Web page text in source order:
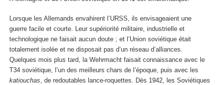
Lorsque les Allemands envahirent l’URSS, ils envisageaient une
guerre facile et courte. Leur supériorité militaire, industrielle et
technologique ne faisait aucun doute ; et l’Union soviétique était
totalement isolée et ne disposait pas d’un réseau d’alliances.
Quelques mois plus tard, la Wehrmacht faisait connaissance avec le
T34 soviétique, l’un des meilleurs chars de l’époque, puis avec les
katiouchas, de redoutables lance-roquettes. Dès 1942, les Soviétiques